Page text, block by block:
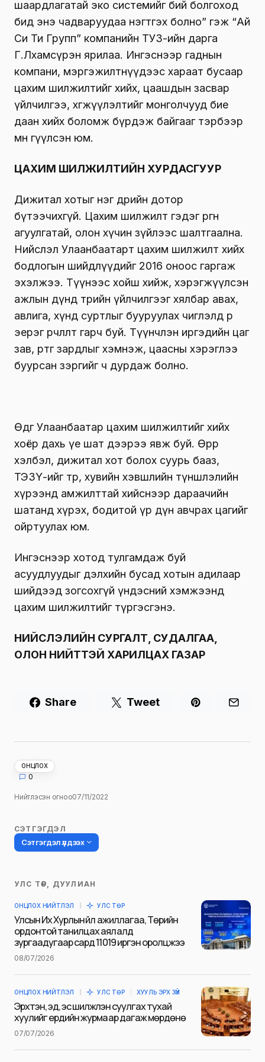
шаардлагатай эко системийг бий болгоход
бид энэ чадваруудаа нэгтгэх болно” гэж “Ай
Си Ти Групп” компанийн ТУЗ-ийн дарга
Г.Лхамсүрэн ярилаа. Ингэснээр гаднын
компани, мэргэжилтнүүдээс хараат бусаар
цахим шилжилтийг хийх, цаашдын засвар
үйлчилгээ, хөгжүүлэлтийг монголчууд бие
даан хийх боломж бүрдэж байгааг тэрбээр
мөн өгүүлсэн юм.
ЦАХИМ ШИЛЖИЛТИЙН ХУРДАСГУУР
Дижитал хотыг нэг өдрийн дотор
бүтээчихгүй. Цахим шилжилт гэдэг өргөн
агуулгатай, олон хүчин зүйлээс шалтгаална.
Нийслэл Улаанбаатарт цахим шилжилт хийх
бодлогын шийдлүүдийг 2016 оноос гаргаж
эхэлжээ. Түүнээс хойш хийж, хэрэгжүүлсэн
ажлын дүнд төрийн үйлчилгээг хялбар авах,
авлига, хүнд суртлыг бууруулах чиглэлд өөр
эерэг өөрчлөлт гарч буй. Түүнчлэн иргэдийн цаг
зав, өртөг зардлыг хэмнэж, цаасны хэрэглээ
буурсан зэргийг ч дурдаж болно.
Өдгөө Улаанбаатар цахим шилжилтийг хийх
хоёр дахь үе шат дээрээ явж буй. Өөрөөр
хэлбэл, дижитал хот болох суурь бааз,
ТЭЗҮ-ийг төр, хувийн хэвшлийн түншлэлийн
хүрээнд амжилттай хийснээр дараачийн
шатанд хүрэх, бодитой үр дүн авчрах цагийг
ойртуулах юм.
Ингэснээр хотод тулгамдаж буй
асуудлуудыг дэлхийн бусад хотын адилаар
шийдээд зогсохгүй үндэсний хэмжээнд
цахим шилжилтийг түргэсгэнэ.
НИЙСЛЭЛИЙН СУРГАЛТ, СУДАЛГАА,
ОЛОН НИЙТТЭЙ ХАРИЛЦАХ ГАЗАР
Share Tweet
ОНЦЛОХ
0
Нийтлэсэн огноо07/11/2022
СЭТГЭГДЭЛ
Сэтгэгдэл үлдээх
Таны имэйл хаягийг нийтлэхгүй.
тэмдэглэсэн
Сэтгэгдэл*
Name
УЛС ТӨР, ДУУЛИАН
ОНЦЛОХ НИЙТЛЭЛ УЛС ТӨР
Улсын Их Хурлын үйл ажиллагаа, Төрийн
ордонтой танилцах аялалд
зургаадугаар сард 11019 иргэн оролцжээ
08/07/2026
ОНЦЛОХ НИЙТЛЭЛ УЛС ТӨР ХУУЛЬ ЭРХ ЗҮЙ
Эрхтэн, эд, эс шилжүүлэн суулгах тухай
хуулийг ердийн журмаар дагаж мөрдөнө
07/07/2026